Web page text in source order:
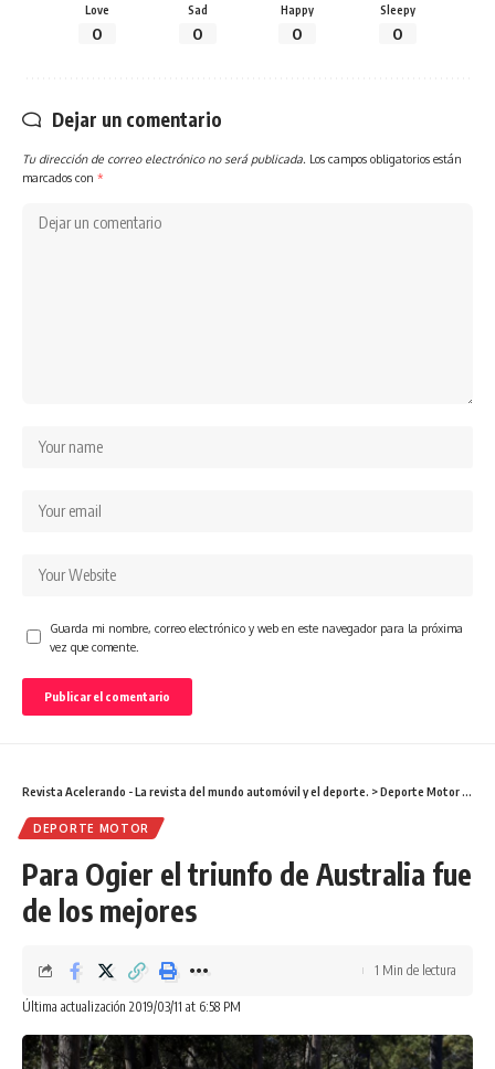
Love
0
Sad
0
Happy
0
Sleepy
0
Dejar un comentario
Tu dirección de correo electrónico no será publicada. Los campos obligatorios están
marcados con *
Guarda mi nombre, correo electrónico y web en este navegador para la próxima
vez que comente.
Revista Acelerando - La revista del mundo automóvil y el deporte. >Deporte Motor
DEPORTE MOTOR
Para Ogier el triunfo de Australia fue
de los mejores
Última actualización 2019/03/11 at 6:58 PM
1 Min de lectura